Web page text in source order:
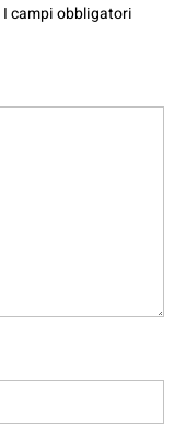
I campi obbligatori